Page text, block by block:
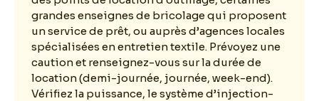
grandes enseignes de bricolage qui proposent
un service de prêt, ou auprès d’agences locales
spécialisées en entretien textile. Prévoyez une
caution et renseignez-vous sur la durée de
location (demi-journée, journée, week-end).
Vérifiez la puissance, le système d’injection-